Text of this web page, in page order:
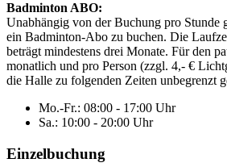
Badminton ABO:
Unabhängig von der Buchung pro Stunde
ein Badminton-Abo zu buchen. Die
beträgt mindestens drei Monate. Für den
monatlich und pro Person (zzgl. 4,- €
die Halle zu folgenden Zeiten unbegrenzt
Mo.-Fr.: 08:00 - 17:00 Uhr
Sa.: 10:00 - 20:00 Uhr
Einzelbuchung